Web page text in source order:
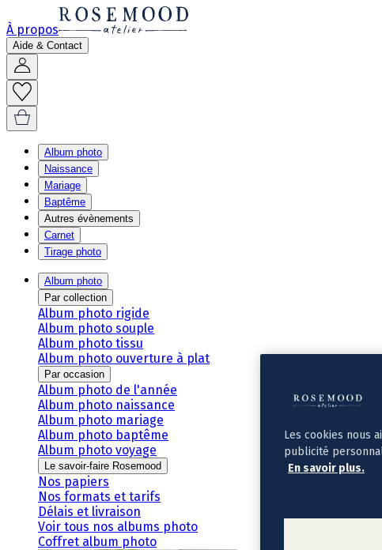
À propos
Aide & Contact
Album photo
Naissance
Mariage
Baptême
Autres évènements
Carnet
Tirage photo
Album photo
Par collection
Album photo rigide
Album photo souple
Album photo tissu
Album photo ouverture à plat
Par occasion
Album photo de l'année
Album photo naissance
Album photo mariage
Album photo baptême
Album photo voyage
Le savoir-faire Rosemood
Nos papiers
Nos formats et tarifs
Délais et livraison
Voir tous nos albums photo
Coffret album photo
Les cookies nous
publicité
En savoir plus.